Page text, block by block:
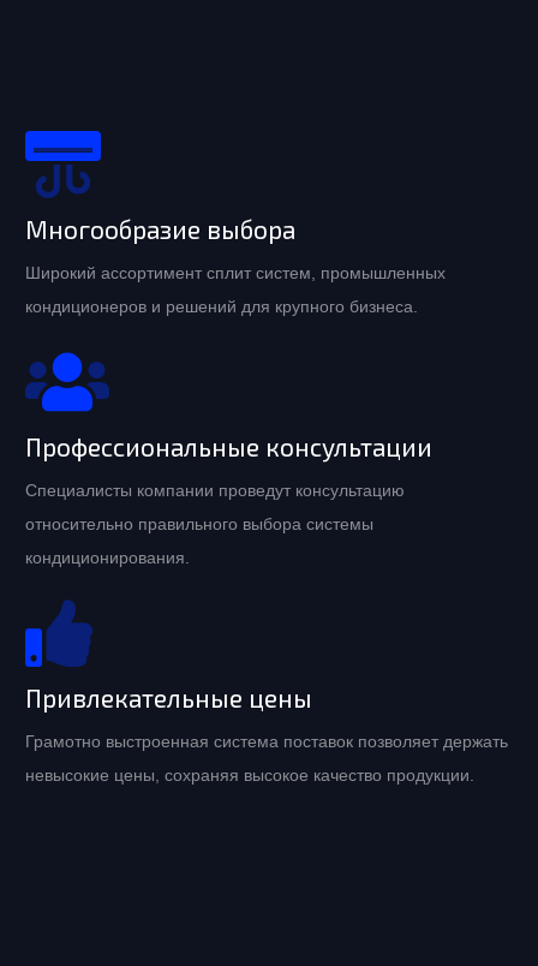
Многообразие выбора
Широкий ассортимент сплит систем, промышленных
кондиционеров и решений для крупного бизнеса.
Профессиональные консультации
Специалисты компании проведут консультацию
относительно правильного выбора системы
кондиционирования.
Привлекательные цены
Грамотно выстроенная система поставок позволяет держать
невысокие цены, сохраняя высокое качество продукции.